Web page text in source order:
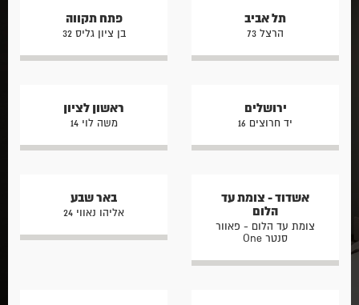
תל אביב
הרצל 73
פתח תקווה
בן ציון גליס 32
ירושלים
יד חרוצים 16
ראשון לציון
משה לוי 14
אשדוד - צומת עד
הלום
צומת עד הלום - פאוור
סנטר One
באר שבע
אליהו נאווי 24